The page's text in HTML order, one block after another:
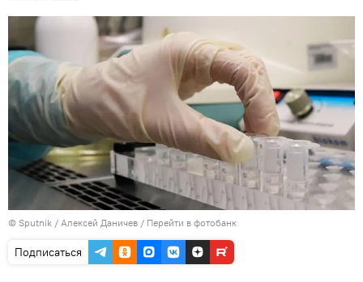
© Sputnik / Алексей Даничев / Перейти в фотобанк
Подписаться